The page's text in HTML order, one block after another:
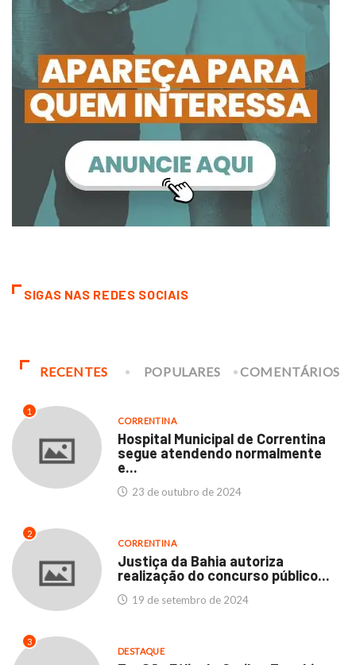
SIGAS NAS REDES SOCIAIS
RECENTES POPULARES COMENTÁRIOS
1
CORRENTINA
Hospital Municipal de Correntina
segue atendendo normalmente
e...
23 de outubro de 2024
2
CORRENTINA
Justiça da Bahia autoriza
realização do concurso público...
19 de setembro de 2024
3
DESTAQUE